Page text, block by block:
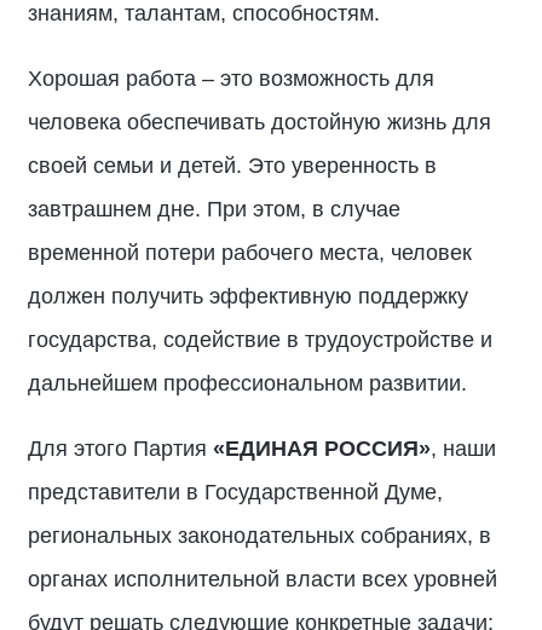
знаниям, талантам, способностям.
Хорошая работа – это возможность для
человека обеспечивать достойную жизнь для
своей семьи и детей. Это уверенность в
завтрашнем дне. При этом, в случае
временной потери рабочего места, человек
должен получить эффективную поддержку
государства, содействие в трудоустройстве и
дальнейшем профессиональном развитии.
Для этого Партия «ЕДИНАЯ РОССИЯ», наши
представители в Государственной Думе,
региональных законодательных собраниях, в
органах исполнительной власти всех уровней
будут решать следующие конкретные задачи: